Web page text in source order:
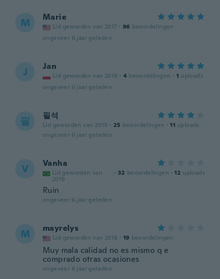
M Marie
Lid geworden van 2017 · 96 beoordelingen
ongeveer 6 jaar geleden
J Jan
Lid geworden van 2018 · 4 beoordelingen · 1 uploads
ongeveer 6 jaar geleden
필 필석
Lid geworden van 2019 · 25 beoordelingen · 11 uploads
ongeveer 6 jaar geleden
V Vanha
Lid geworden van
2019
· 32 beoordelingen · 12 uploads
Ruin
ongeveer 6 jaar geleden
M mayrelys
Lid geworden van 2018 · 19 beoordelingen
Muy mala calidad no es mismo q e
comprado otras ocasiones
ongeveer 6 jaar geleden